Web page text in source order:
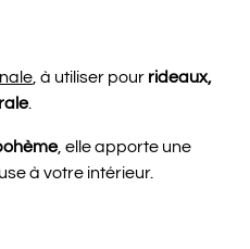
, à utiliser pour rideaux,
.
, elle apporte une
à votre intérieur.